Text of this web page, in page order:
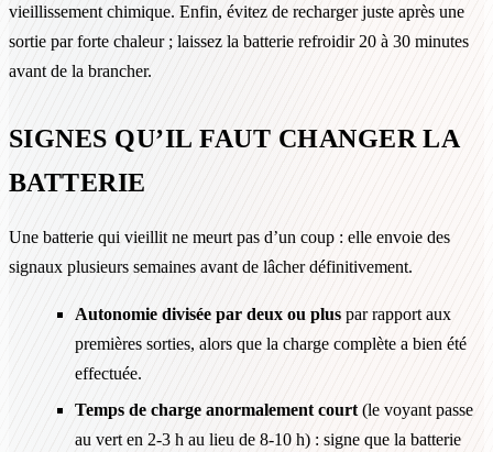
vieillissement chimique. Enfin, évitez de recharger juste après une
sortie par forte chaleur ; laissez la batterie refroidir 20 à 30 minutes
avant de la brancher.
SIGNES QU’IL FAUT CHANGER LA
BATTERIE
Une batterie qui vieillit ne meurt pas d’un coup : elle envoie des
signaux plusieurs semaines avant de lâcher définitivement.
Autonomie divisée par deux ou plus par rapport aux
premières sorties, alors que la charge complète a bien été
effectuée.
Temps de charge anormalement court (le voyant passe
au vert en 2-3 h au lieu de 8-10 h) : signe que la batterie